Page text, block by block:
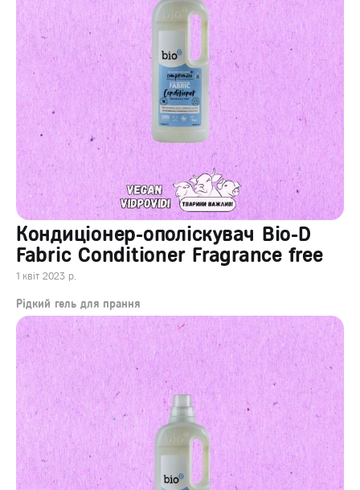
Кондиціонер-ополіскувач Bio-D
Fabric Conditioner Fragrance free
1 квіт 2023 р.
Рідкий гель для прання